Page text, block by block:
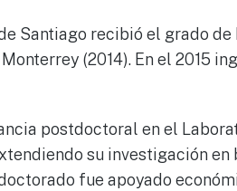
Santiago recibió el grado de
(2014). En el 2015
postdoctoral en el
su investigación
fue apoyado